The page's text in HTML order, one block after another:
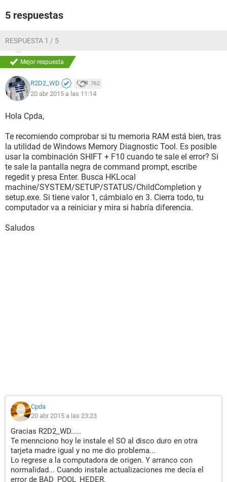
5 respuestas
RESPUESTA 1 / 5
Mejor respuesta
R2D2_WD 762
20 abr 2015 a las 11:14
Hola Cpda,
Te recomiendo comprobar si tu memoria RAM está bien, tras
la utilidad de Windows Memory Diagnostic Tool. Es posible
usar la combinación SHIFT + F10 cuando te sale el error? Si
te sale la pantalla negra de command prompt, escribe
regedit y presa Enter. Busca HKLocal
machine/SYSTEM/SETUP/STATUS/ChildCompletion y
setup.exe. Si tiene valor 1, cámbialo en 3. Cierra todo, tu
computador va a reiniciar y mira si habría diferencia.
Saludos
Cpda
20 abr 2015 a las 23:23
Gracias R2D2_WD.....
Te mennciono hoy le instale el SO al disco duro en otra
tarjeta madre igual y no me dio problema...
Lo regrese a la computadora de origen. Y arranco con
normalidad... Cuando instale actualizaciones me decía el
error de BAD_POOL_HEDER.